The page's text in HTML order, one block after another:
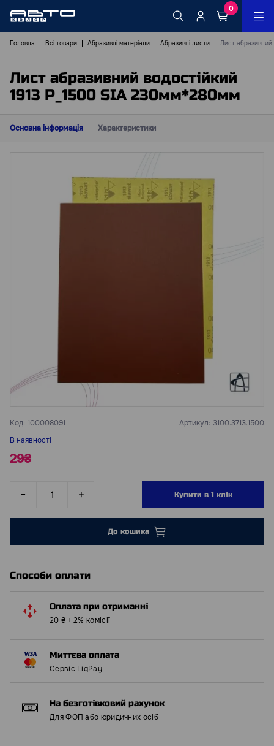
0
Головна Всі товари Абразивні матеріали Абразивні листи Лист
Лист абразивний водостійкий
1913 Р_1500 SIA 230мм*280мм
Основна інформація Характеристики
Код: 100008091 Артикул: 3100.3713.1500
В наявності
29₴
Купити в 1 клік
До кошика
Способи оплати
Оплата при отриманні
20 ₴ + 2% комісії
Миттєва оплата
Сервіс LiqPay
На безготівковий рахунок
Для ФОП або юридичних осіб